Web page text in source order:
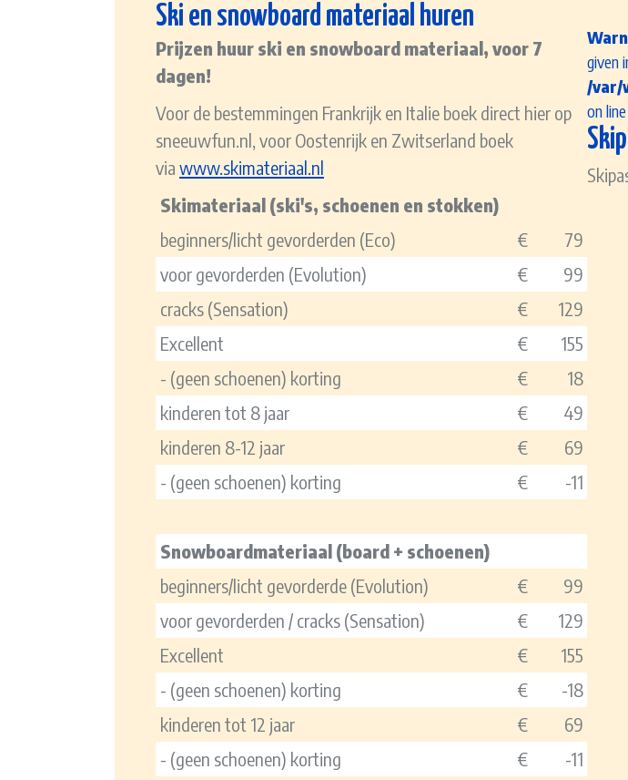
Ski en snowboard materiaal huren
Prijzen huur ski en snowboard materiaal, voor 7
dagen!
Voor de bestemmingen Frankrijk en Italie boek direct hier op
sneeuwfun.nl, voor Oostenrijk en Zwitserland boek
via www.skimateriaal.nl
Skimateriaal (ski's, schoenen en stokken)
beginners/licht gevorderden (Eco)
€
79
voor gevorderden (Evolution)
€
99
cracks (Sensation)
€
129
Excellent
€
155
- (geen schoenen) korting
€
18
kinderen tot 8 jaar
€
49
kinderen 8-12 jaar
€
69
- (geen schoenen) korting
€ -11
Snowboardmateriaal (board + schoenen)
beginners/licht gevorderde (Evolution)
€
99
voor gevorderden / cracks (Sensation)
€
129
Excellent
€
155
- (geen schoenen) korting
€
-18
kinderen tot 12 jaar
€
69
- (geen schoenen) korting
€
-11
given
/var/
on line